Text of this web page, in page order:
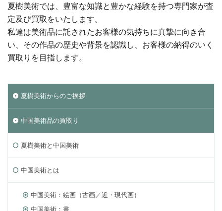
夏樹美術では、豊富な知識と豊かな経験を持つ専門家が査
定及び買取をいたします。
私達は美術品に託されたお客様の気持ちに真摯に向き合
い、その作品の歴史や背景を認識し、お客様の納得のいく
買取りを目指します。
夏樹美術からのご挨拶
中国美術品の買取り
夏樹美術と中国美術
中国美術とは
中国美術：絵画（古画／近・現代画）
中国美術：書